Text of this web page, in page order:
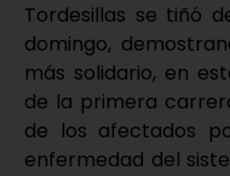
Tordesillas se tiñó
domingo,
más solidario, en
de la primera
de los afectados
enfermedad del